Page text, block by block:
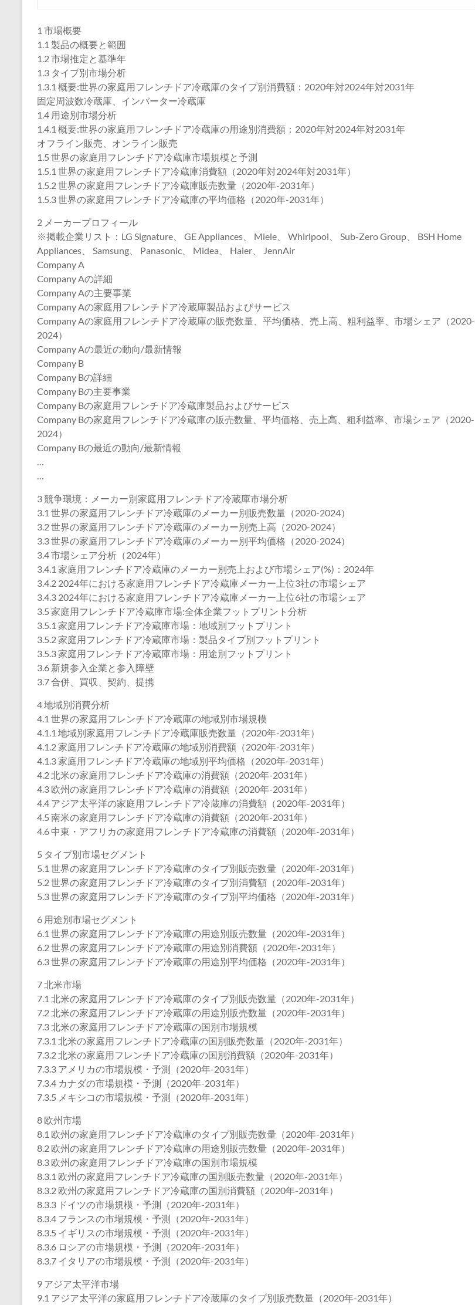
1 市場概要
1.1 製品の概要と範囲
1.2 市場推定と基準年
1.3 タイプ別市場分析
1.3.1 概要:世界の家庭用フレンチドア冷蔵庫のタイプ別消費額：2020年対2024年対2031年
固定周波数冷蔵庫、インバーター冷蔵庫
1.4 用途別市場分析
1.4.1 概要:世界の家庭用フレンチドア冷蔵庫の用途別消費額：2020年対2024年対2031年
オフライン販売、オンライン販売
1.5 世界の家庭用フレンチドア冷蔵庫市場規模と予測
1.5.1 世界の家庭用フレンチドア冷蔵庫消費額（2020年対2024年対2031年）
1.5.2 世界の家庭用フレンチドア冷蔵庫販売数量（2020年-2031年）
1.5.3 世界の家庭用フレンチドア冷蔵庫の平均価格（2020年-2031年）
2 メーカープロフィール
※掲載企業リスト：LG Signature、 GE Appliances、 Miele、 Whirlpool、 Sub-Zero Group、 BSH Home
Appliances、 Samsung、 Panasonic、 Midea、 Haier、 JennAir
Company A
Company Aの詳細
Company Aの主要事業
Company Aの家庭用フレンチドア冷蔵庫製品およびサービス
Company Aの家庭用フレンチドア冷蔵庫の販売数量、平均価格、売上高、粗利益率、市場シェア（2020-
2024）
Company Aの最近の動向/最新情報
Company B
Company Bの詳細
Company Bの主要事業
Company Bの家庭用フレンチドア冷蔵庫製品およびサービス
Company Bの家庭用フレンチドア冷蔵庫の販売数量、平均価格、売上高、粗利益率、市場シェア（2020-
2024）
Company Bの最近の動向/最新情報
…
…
3 競争環境：メーカー別家庭用フレンチドア冷蔵庫市場分析
3.1 世界の家庭用フレンチドア冷蔵庫のメーカー別販売数量（2020-2024）
3.2 世界の家庭用フレンチドア冷蔵庫のメーカー別売上高（2020-2024）
3.3 世界の家庭用フレンチドア冷蔵庫のメーカー別平均価格（2020-2024）
3.4 市場シェア分析（2024年）
3.4.1 家庭用フレンチドア冷蔵庫のメーカー別売上および市場シェア(%)：2024年
3.4.2 2024年における家庭用フレンチドア冷蔵庫メーカー上位3社の市場シェア
3.4.3 2024年における家庭用フレンチドア冷蔵庫メーカー上位6社の市場シェア
3.5 家庭用フレンチドア冷蔵庫市場:全体企業フットプリント分析
3.5.1 家庭用フレンチドア冷蔵庫市場：地域別フットプリント
3.5.2 家庭用フレンチドア冷蔵庫市場：製品タイプ別フットプリント
3.5.3 家庭用フレンチドア冷蔵庫市場：用途別フットプリント
3.6 新規参入企業と参入障壁
3.7 合併、買収、契約、提携
4 地域別消費分析
4.1 世界の家庭用フレンチドア冷蔵庫の地域別市場規模
4.1.1 地域別家庭用フレンチドア冷蔵庫販売数量（2020年-2031年）
4.1.2 家庭用フレンチドア冷蔵庫の地域別消費額（2020年-2031年）
4.1.3 家庭用フレンチドア冷蔵庫の地域別平均価格（2020年-2031年）
4.2 北米の家庭用フレンチドア冷蔵庫の消費額（2020年-2031年）
4.3 欧州の家庭用フレンチドア冷蔵庫の消費額（2020年-2031年）
4.4 アジア太平洋の家庭用フレンチドア冷蔵庫の消費額（2020年-2031年）
4.5 南米の家庭用フレンチドア冷蔵庫の消費額（2020年-2031年）
4.6 中東・アフリカの家庭用フレンチドア冷蔵庫の消費額（2020年-2031年）
5 タイプ別市場セグメント
5.1 世界の家庭用フレンチドア冷蔵庫のタイプ別販売数量（2020年-2031年）
5.2 世界の家庭用フレンチドア冷蔵庫のタイプ別消費額（2020年-2031年）
5.3 世界の家庭用フレンチドア冷蔵庫のタイプ別平均価格（2020年-2031年）
6 用途別市場セグメント
6.1 世界の家庭用フレンチドア冷蔵庫の用途別販売数量（2020年-2031年）
6.2 世界の家庭用フレンチドア冷蔵庫の用途別消費額（2020年-2031年）
6.3 世界の家庭用フレンチドア冷蔵庫の用途別平均価格（2020年-2031年）
7 北米市場
7.1 北米の家庭用フレンチドア冷蔵庫のタイプ別販売数量（2020年-2031年）
7.2 北米の家庭用フレンチドア冷蔵庫の用途別販売数量（2020年-2031年）
7.3 北米の家庭用フレンチドア冷蔵庫の国別市場規模
7.3.1 北米の家庭用フレンチドア冷蔵庫の国別販売数量（2020年-2031年）
7.3.2 北米の家庭用フレンチドア冷蔵庫の国別消費額（2020年-2031年）
7.3.3 アメリカの市場規模・予測（2020年-2031年）
7.3.4 カナダの市場規模・予測（2020年-2031年）
7.3.5 メキシコの市場規模・予測（2020年-2031年）
8 欧州市場
8.1 欧州の家庭用フレンチドア冷蔵庫のタイプ別販売数量（2020年-2031年）
8.2 欧州の家庭用フレンチドア冷蔵庫の用途別販売数量（2020年-2031年）
8.3 欧州の家庭用フレンチドア冷蔵庫の国別市場規模
8.3.1 欧州の家庭用フレンチドア冷蔵庫の国別販売数量（2020年-2031年）
8.3.2 欧州の家庭用フレンチドア冷蔵庫の国別消費額（2020年-2031年）
8.3.3 ドイツの市場規模・予測（2020年-2031年）
8.3.4 フランスの市場規模・予測（2020年-2031年）
8.3.5 イギリスの市場規模・予測（2020年-2031年）
8.3.6 ロシアの市場規模・予測（2020年-2031年）
8.3.7 イタリアの市場規模・予測（2020年-2031年）
9 アジア太平洋市場
9.1 アジア太平洋の家庭用フレンチドア冷蔵庫のタイプ別販売数量（2020年-2031年）